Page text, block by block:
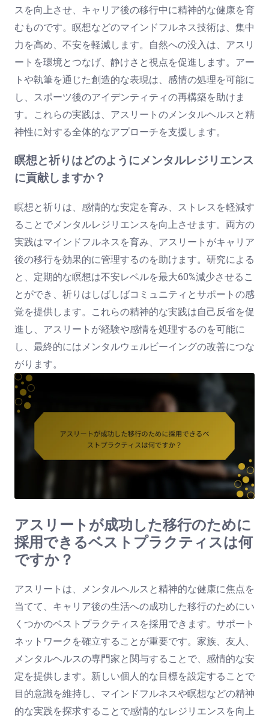
スを向上させ、キャリア後の移行中に精神的な健康を育
むものです。瞑想などのマインドフルネス技術は、集中
力を高め、不安を軽減します。自然への没入は、アスリ
ートを環境とつなげ、静けさと視点を促進します。アー
トや執筆を通じた創造的な表現は、感情の処理を可能に
し、スポーツ後のアイデンティティの再構築を助けま
す。これらの実践は、アスリートのメンタルヘルスと精
神性に対する全体的なアプローチを支援します。
瞑想と祈りはどのようにメンタルレジリエンス
に貢献しますか？
瞑想と祈りは、感情的な安定を育み、ストレスを軽減す
ることでメンタルレジリエンスを向上させます。両方の
実践はマインドフルネスを育み、アスリートがキャリア
後の移行を効果的に管理するのを助けます。研究による
と、定期的な瞑想は不安レベルを最大60%減少させるこ
とができ、祈りはしばしばコミュニティとサポートの感
覚を提供します。これらの精神的な実践は自己反省を促
進し、アスリートが経験や感情を処理するのを可能に
し、最終的にはメンタルウェルビーイングの改善につな
がります。
アスリートが成功した移行のために
採用できるベストプラクティスは何
ですか？
アスリートは、メンタルヘルスと精神的な健康に焦点を
当てて、キャリア後の生活への成功した移行のためにい
くつかのベストプラクティスを採用できます。サポート
ネットワークを確立することが重要です。家族、友人、
メンタルヘルスの専門家と関与することで、感情的な安
定を提供します。新しい個人的な目標を設定することで
目的意識を維持し、マインドフルネスや瞑想などの精神
的な実践を探求することで感情的なレジリエンスを向上